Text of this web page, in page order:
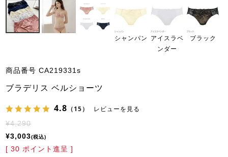
シャンパン
アイスラベ
ンダー
ブラック
商品番号 CA219331s
ブラデリス ベルショーツ
4.8 （15） レビューを見る
¥4,290
¥3,003 税込
[ 30 ポイント進呈 ]